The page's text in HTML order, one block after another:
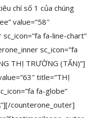
chí số 1 của chúng
value=”58″
fa-line-chart”
sc_icon=”fa
THỊ TRƯỜNG (TẤN)”]
title=”THỊ
fa-globe”
counterone_outer]